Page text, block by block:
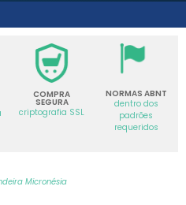
COMPRA
SEGURA
criptografia SSL
NORMAS ABNT
dentro dos
padrões
requeridos
Micronésia